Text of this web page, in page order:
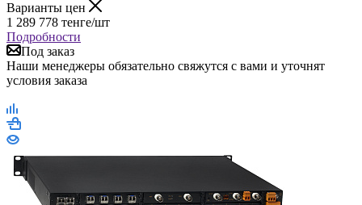
Варианты цен
1 289 778 тенге/шт
Подробности
Под заказ
Наши менеджеры обязательно свяжутся с вами и уточнят
условия заказа